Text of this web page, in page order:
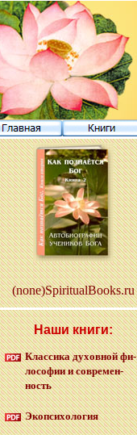
(none)SpiritualBooks.ru
Наши книги:
Клас­си­ка ду­хов­ной фи­
ло­со­фии и со­вре­мен­
ность
Эко­пси­хо­ло­гия